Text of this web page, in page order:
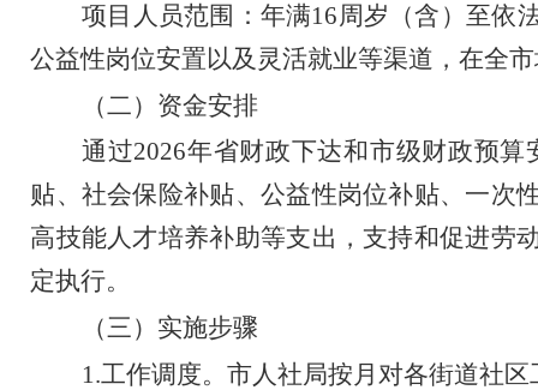
项目人员范围： 年满16周岁（含）至依
公益性岗位安置以及灵活就业等渠道，在全
（二）资金安排
通过2026年省财政下达和市级财政预
贴、社会保险补贴、公益性岗位补贴、 一次
高技能人才培养补助等支出，支持和促进劳
定执行。
（三）实施步骤
1.工作调度。市人社局按月对各街道社